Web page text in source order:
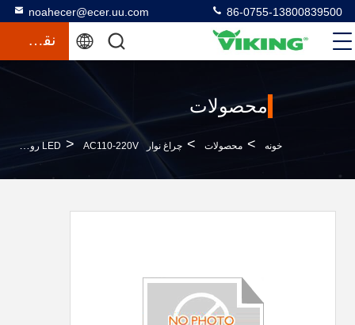
noahecer@ecer.uu.com 86-0755-13800839500
نقل قول
محصولات
خونه > محصولات > چراغ نوار LED > AC110-220V روشنایی SMD 5050 چراغ نوار LED برای تزئینات داخلی